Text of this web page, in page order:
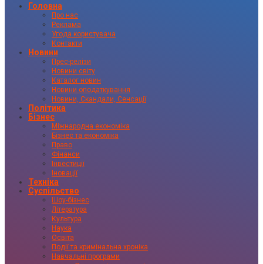
Головна
Про нас
Реклама
Угода користувача
Контакти
Новини
Прес-релізи
Новини світу
Каталог новин
Новини оподаткування
Новини, Скандали, Сенсації
Політика
Бізнес
Міжнародна економіка
Бізнес та економіка
Право
Фінанси
Інвестиції
Іновації
Техніка
Суспільство
Шоу-бізнес
Література
Культура
Наука
Освіта
Події та кримінальна хроніка
Навчальні програми